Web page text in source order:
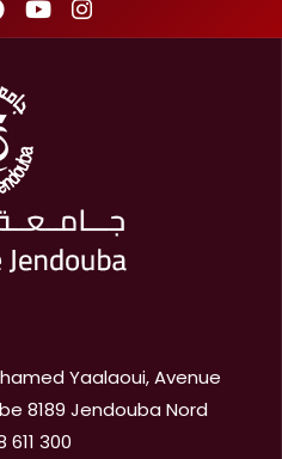
Yaalaoui, Avenue
8189 Jendouba Nord
300